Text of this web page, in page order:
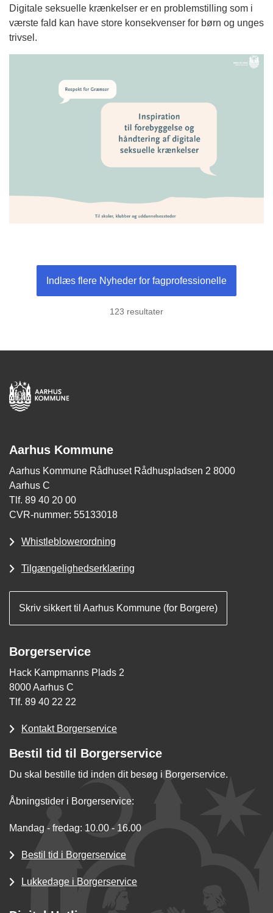
Digitale seksuelle krænkelser er en problemstilling som i
værste fald kan have store konsekvenser for børn og unges
trivsel.
Indlæs flere Nyheder for fagprofessionelle
123 resultater
Aarhus Kommune
Aarhus Kommune Rådhuset Rådhuspladsen 2 8000
Aarhus C
Tlf. 89 40 20 00
CVR-nummer: 55133018
Whistleblowerordning
Tilgængelighedserklæring
Skriv sikkert til Aarhus Kommune (for Borgere)
Borgerservice
Hack Kampmanns Plads 2
8000 Aarhus C
Tlf. 89 40 22 22
Kontakt Borgerservice
Bestil tid til Borgerservice
Du skal bestille tid inden dit besøg i Borgerservice.
Åbningstider i Borgerservice:
Mandag - fredag: 10.00 - 16.00
Bestil tid i Borgerservice
Lukkedage i Borgerservice